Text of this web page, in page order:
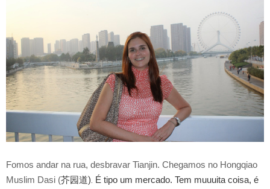
Fomos andar na rua, desbravar Tianjin. Chegamos no Hongqiao
Muslim Dasi (芥园道). É tipo um mercado. Tem muuuita coisa, é